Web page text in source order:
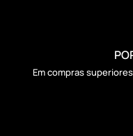
Em compras